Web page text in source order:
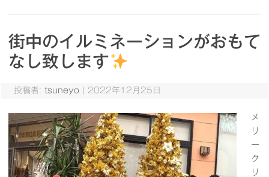
街中のイルミネーションがおもて
なし致します
投稿者: tsuneyo 2022年12月25日
メ
リ
ー
ク
リ